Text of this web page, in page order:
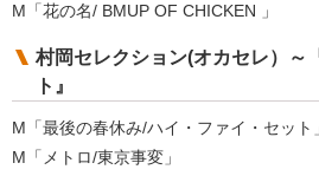
M「花の名/ BMUP OF CHICKEN 」
村岡セレクション(オカセレ）～
ト』
M「最後の春休み/ハイ・ファイ・セット」
M「メトロ/東京事変」